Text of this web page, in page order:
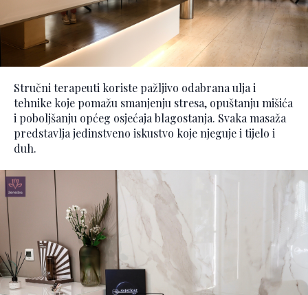
Stručni terapeuti koriste pažljivo odabrana ulja i
tehnike koje pomažu smanjenju stresa, opuštanju mišića
i poboljšanju općeg osjećaja blagostanja. Svaka masaža
predstavlja jedinstveno iskustvo koje njeguje i tijelo i
duh.